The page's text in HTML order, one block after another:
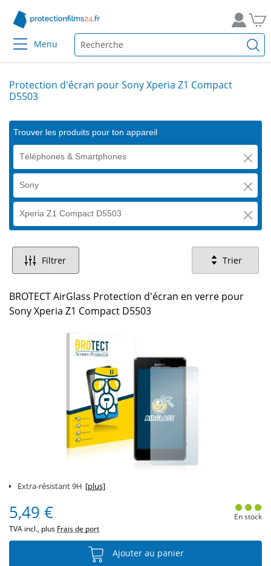
Menu
Protection d'écran pour Sony Xperia Z1 Compact
D5503
Trouver les produits pour ton appareil
Téléphones & Smartphones
Sony
Xperia Z1 Compact D5503
Filtrer Trier
BROTECT AirGlass Protection d'écran en verre pour
Sony Xperia Z1 Compact D5503
Extra-résistant 9H [plus]
5,49 €
TVA incl., plus Frais de port
En stock
Ajouter au panier